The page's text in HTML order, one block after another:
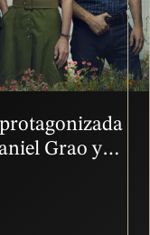
protagonizada
Grao y